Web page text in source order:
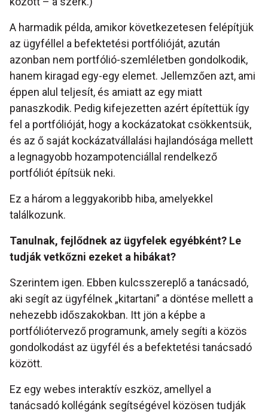
A harmadik példa, amikor következetesen felépítjük
az ügyféllel a befektetési portfólióját, azután
azonban nem portfólió-szemléletben gondolkodik,
hanem kiragad egy-egy elemet. Jellemzően azt, ami
éppen alul teljesít, és amiatt az egy miatt
panaszkodik. Pedig kifejezetten azért építettük így
fel a portfólióját, hogy a kockázatokat csökkentsük,
és az ő saját kockázatvállalási hajlandósága mellett
a legnagyobb hozampotenciállal rendelkező
portfóliót építsük neki.
Ez a három a leggyakoribb hiba, amelyekkel
találkozunk.
Tanulnak, fejlődnek az ügyfelek egyébként? Le
tudják vetkőzni ezeket a hibákat?
Szerintem igen. Ebben kulcsszereplő a tanácsadó,
aki segít az ügyfélnek „kitartani” a döntése mellett a
nehezebb időszakokban. Itt jön a képbe a
portfóliótervező programunk, amely segíti a közös
gondolkodást az ügyfél és a befektetési tanácsadó
között.
Ez egy webes interaktív eszköz, amellyel a
tanácsadó kollégánk segítségével közösen tudják